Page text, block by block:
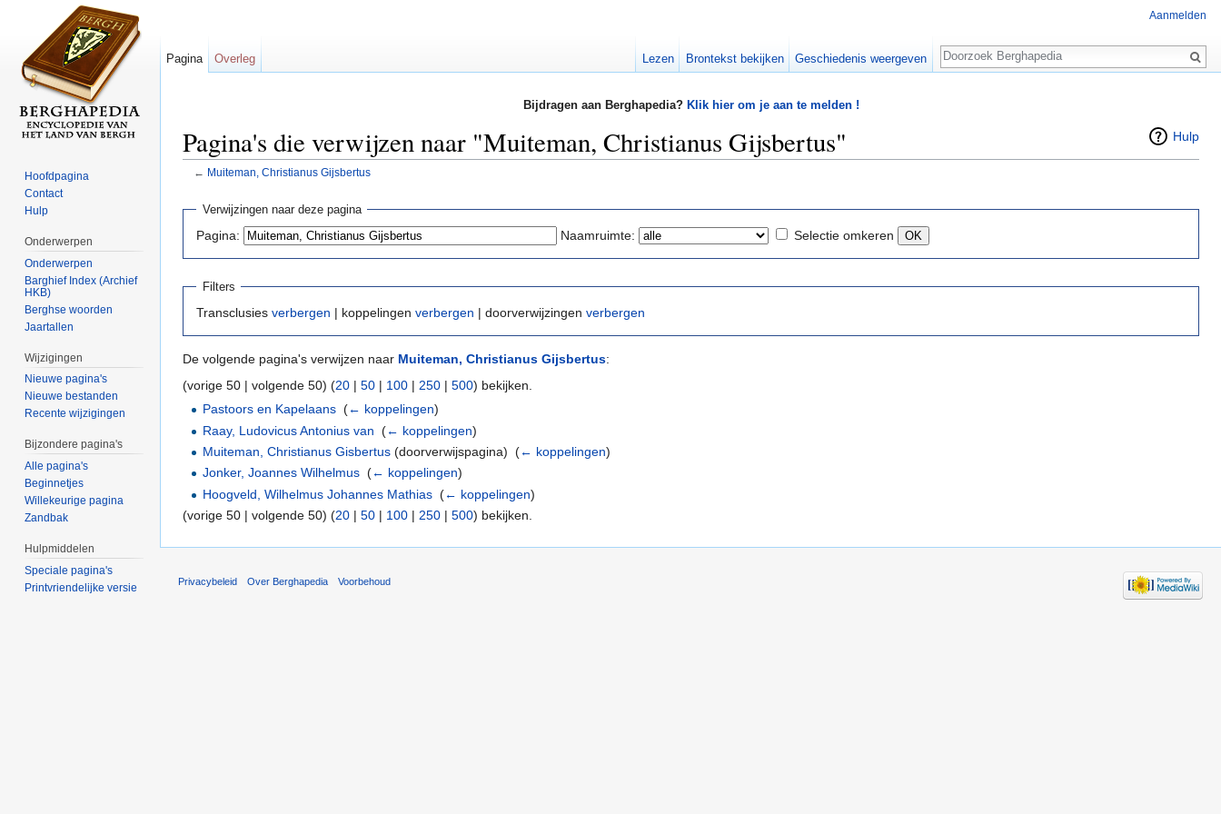
Bijdragen aan Berghapedia? Klik hier om je aan te melden !
Hulp
Pagina's die verwijzen naar "Muiteman, Christianus Gijsbertus"
← Muiteman, Christianus Gijsbertus
Verwijzingen naar deze pagina
Pagina: Naamruimte: Selectie omkeren
Filters
Transclusies verbergen | koppelingen verbergen | doorverwijzingen verbergen
De volgende pagina's verwijzen naar Muiteman, Christianus Gijsbertus:
(vorige 50 | volgende 50) (20 | 50 | 100 | 250 | 500) bekijken.
Pastoors en Kapelaans ‎(← koppelingen)
Raay, Ludovicus Antonius van ‎(← koppelingen)
Muiteman, Christianus Gisbertus (doorverwijspagina) ‎(← koppelingen)
Jonker, Joannes Wilhelmus ‎(← koppelingen)
Hoogveld, Wilhelmus Johannes Mathias ‎(← koppelingen)
(vorige 50 | volgende 50) (20 | 50 | 100 | 250 | 500) bekijken.
Aanmelden
Pagina Overleg Lezen Brontekst bekijken Geschiedenis weergeven
Zoeken
Hoofdpagina
Contact
Hulp
Onderwerpen
Onderwerpen
Barghief Index (Archief
HKB)
Berghse woorden
Jaartallen
Wijzigingen
Nieuwe pagina's
Nieuwe bestanden
Recente wijzigingen
Bijzondere pagina's
Alle pagina's
Beginnetjes
Willekeurige pagina
Zandbak
Hulpmiddelen
Speciale pagina's
Printvriendelijke versie
Privacybeleid Over Berghapedia Voorbehoud